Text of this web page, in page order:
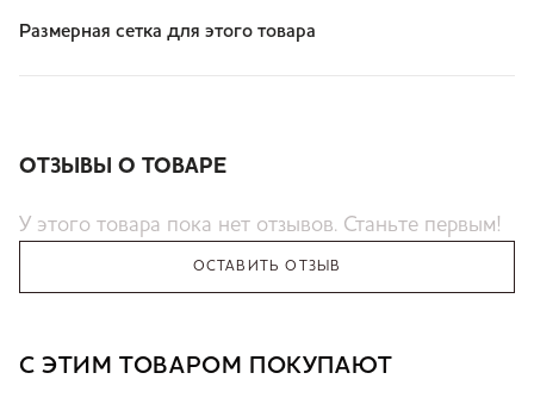
Размерная сетка для этого товара
ОТЗЫВЫ О ТОВАРЕ
У этого товара пока нет отзывов. Станьте первым!
ОСТАВИТЬ ОТЗЫВ
С ЭТИМ ТОВАРОМ ПОКУПАЮТ